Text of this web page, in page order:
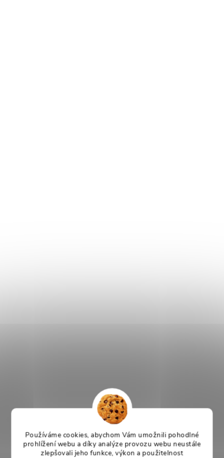
Používáme cookies, abychom Vám umožnili pohodlné
prohlížení webu a díky analýze provozu webu neustále
zlepšovali jeho funkce, výkon a použitelnost